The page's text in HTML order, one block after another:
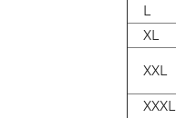
L
XL
XXL
XXXL